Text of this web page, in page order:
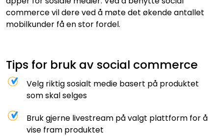
commerce vil dere ved å møte det økende antallet
mobilkunder få en stor fordel.
Tips for bruk av social commerce
Velg riktig sosialt medie basert på produktet
som skal selges
Bruk gjerne livestream på valgt plattform for å
vise fram produktet